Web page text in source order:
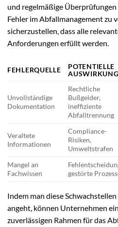
und regelmäßige
Fehler im Abfallmanagement zu
sicherzustellen, dass alle
Anforderungen erfüllt werden.
FEHLERQUELLE
POTENTIELLE
Unvollständige
Dokumentation
Rechtliche
Bußgelder,
ineffiziente
Abfalltrennung
Veraltete
Informationen
Compliance-
Risiken,
Umweltstrafen
Mangel an
Fachwissen
gestörte
Indem man diese
angeht, können Unternehmen
zuverlässigen Rahmen für das